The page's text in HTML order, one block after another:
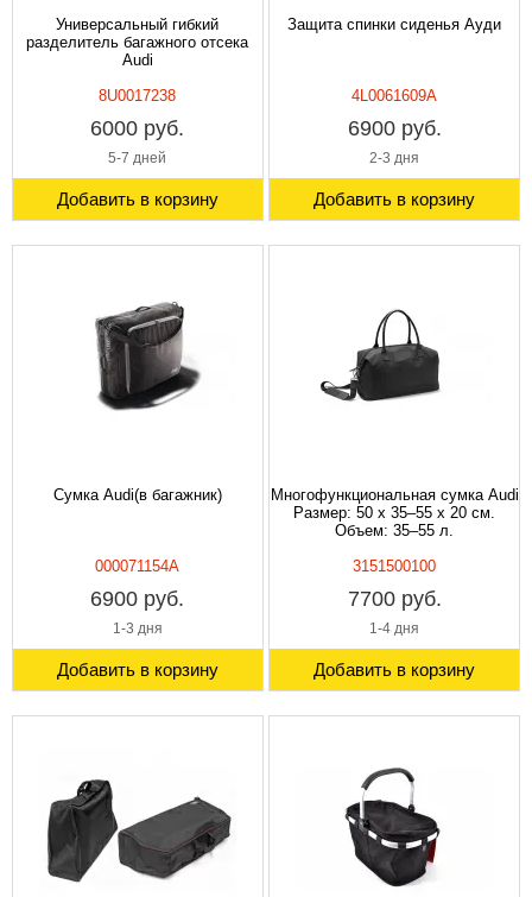
Универсальный гибкий
разделитель багажного отсека
Audi
8U0017238
6000 руб.
5-7 дней
Добавить в корзину
Защита спинки сиденья Ауди
4L0061609A
6900 руб.
2-3 дня
Добавить в корзину
Сумка Audi(в багажник)
000071154A
6900 руб.
1-3 дня
Добавить в корзину
Многофункциональная сумка Audi
Размер: 50 x 35–55 x 20 см.
Объем: 35–55 л.
3151500100
7700 руб.
1-4 дня
Добавить в корзину